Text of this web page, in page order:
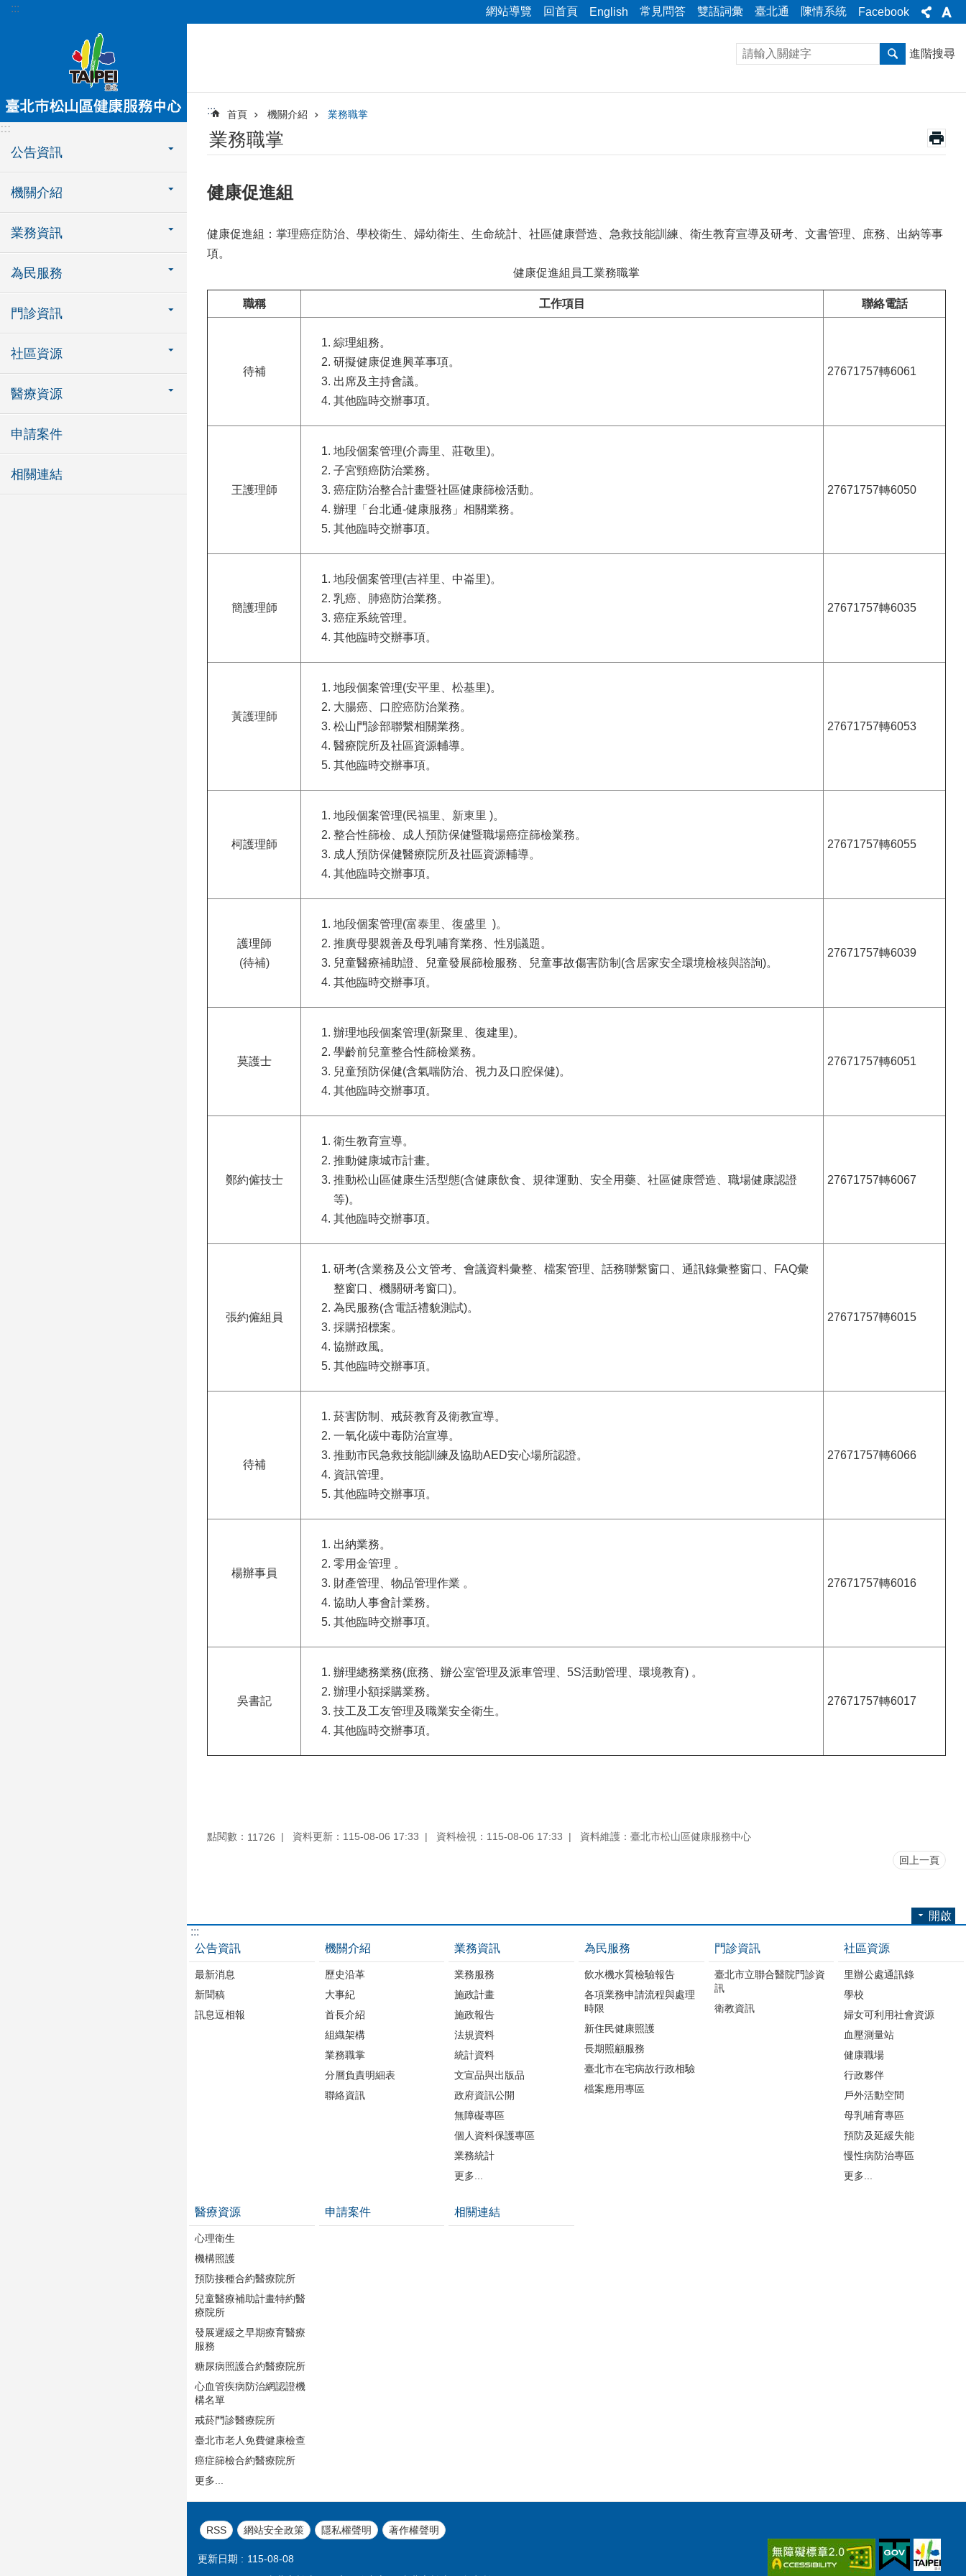
跳到主要內容區塊
::: 網站導覽 回首頁 English 常見問答 雙語詞彙 臺北通 陳情系統 Facebook
:::
公告資訊
機關介紹
業務資訊
為民服務
門診資訊
社區資源
醫療資源
申請案件
相關連結
進階搜尋
::: 首頁 機關介紹 業務職掌
業務職掌
健康促進組
健康促進組：掌理癌症防治、學校衛生、婦幼衛生、生命統計、社區健康營造、急救技能訓練、衛生教育宣導及研考、文書管理、庶務、出納等事
項。
健康促進組員工業務職掌
職稱 工作項目 聯絡電話
待補
綜理組務。
研擬健康促進興革事項。
出席及主持會議。
其他臨時交辦事項。
27671757轉6061
王護理師
地段個案管理(介壽里、莊敬里)。
子宮頸癌防治業務。
癌症防治整合計畫暨社區健康篩檢活動。
辦理「台北通-健康服務」相關業務。
其他臨時交辦事項。
27671757轉6050
簡護理師
地段個案管理(吉祥里、中崙里)。
乳癌、肺癌防治業務。
癌症系統管理。
其他臨時交辦事項。
27671757轉6035
黃護理師
地段個案管理(安平里、松基里)。
大腸癌、 口腔癌防治業務。
松山門診部聯繫相關業務。
醫療院所及社區資源輔導。
其他臨時交辦事項。
27671757轉6053
柯護理師
地段個案管理(民福里、新東里 )。
整合性篩檢、成人預防保健暨職場癌症篩檢業務。
成人預防保健醫療院所及社區資源輔導。
其他臨時交辦事項。
27671757轉6055
護理師
(待補)
地段個案管理(富泰里、復盛里 )。
推廣母嬰親善及母乳哺育業務、性別議題。
兒童醫療補助證、兒童發展篩檢服務、兒童事故傷害防制(含居家安全環境檢核與諮詢)。
其他臨時交辦事項。
27671757轉6039
莫護士
辦理地段個案管理(新聚里、復建里)。
學齡前兒童整合性篩檢業務。
兒童預防保健(含氣喘防治、視力及口腔保健)。
其他臨時交辦事項。
27671757轉6051
鄭約僱技士
衛生教育宣導。
推動健康城市計畫。
推動松山區健康生活型態(含健康飲食、規律運動、安全用藥、社區健康營造、職場健康認證
等)。
其他臨時交辦事項。
27671757轉6067
張約僱組員
研考(含業務及公文管考、會議資料彙整、檔案管理、話務聯繫窗口、通訊錄彙整窗口、FAQ彙
整窗口、機關研考窗口)。
為民服務(含電話禮貌測試)。
採購招標案。
協辦政風。
其他臨時交辦事項。
27671757轉6015
待補
菸害防制、戒菸教育及衛教宣導。
一氧化碳中毒防治宣導。
推動市民急救技能訓練及協助AED安心場所認證。
資訊管理。
其他臨時交辦事項。
27671757轉6066
楊辦事員
出納業務。
零用金管理 。
財產管理、物品管理作業 。
協助人事會計業務。
其他臨時交辦事項。
27671757轉6016
吳書記
辦理總務業務(庶務、辦公室管理及派車管理、5S活動管理、環境教育) 。
辦理小額採購業務。
技工及工友管理及職業安全衛生。
其他臨時交辦事項。
27671757轉6017
點閱數： 11726 資料更新：115-08-06 17:33 資料檢視：115-08-06 17:33 資料維護：臺北市松山區健康服務中心
回上一頁
開啟
:::
公告資訊
最新消息
新聞稿
訊息逗相報
機關介紹
歷史沿革
大事紀
首長介紹
組織架構
業務職掌
分層負責明細表
聯絡資訊
業務資訊
業務服務
施政計畫
施政報告
法規資料
統計資料
文宣品與出版品
政府資訊公開
無障礙專區
個人資料保護專區
業務統計
更多...
為民服務
飲水機水質檢驗報告
各項業務申請流程與處理
時限
新住民健康照護
長期照顧服務
臺北市在宅病故行政相驗
檔案應用專區
門診資訊
臺北市立聯合醫院門診資
訊
衛教資訊
社區資源
里辦公處通訊錄
學校
婦女可利用社會資源
血壓測量站
健康職場
行政夥伴
戶外活動空間
母乳哺育專區
預防及延緩失能
慢性病防治專區
更多...
醫療資源
心理衛生
機構照護
預防接種合約醫療院所
兒童醫療補助計畫特約醫
療院所
發展遲緩之早期療育醫療
服務
糖尿病照護合約醫療院所
心血管疾病防治網認證機
構名單
戒菸門診醫療院所
臺北市老人免費健康檢查
癌症篩檢合約醫療院所
更多...
申請案件 相關連結
RSS 網站安全政策 隱私權聲明 著作權聲明
更新日期
115-08-08